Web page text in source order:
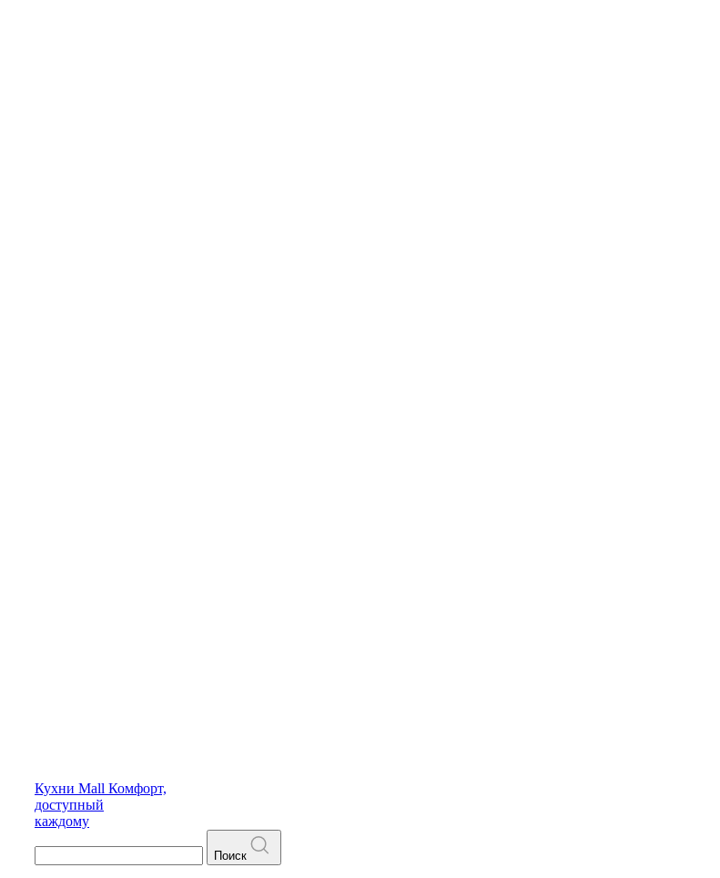
Кухни Mall Комфорт,
доступный
каждому
Поиск